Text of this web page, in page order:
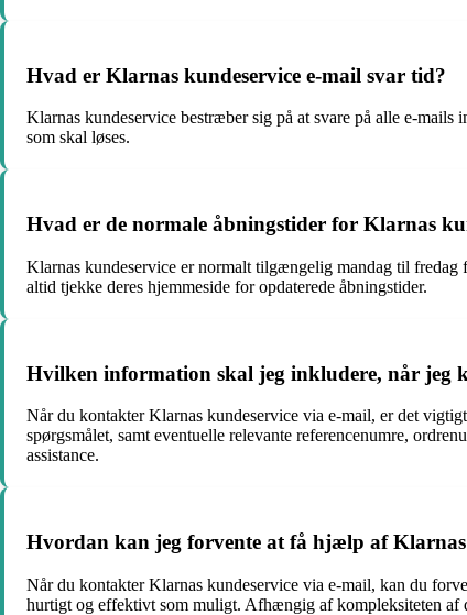
Hvad er Klarnas kundeservice e-mail svar tid?
Klarnas kundeservice bestræber sig på at svare på alle e-
som skal løses.
Hvad er de normale åbningstider for Klarnas
Klarnas kundeservice er normalt tilgængelig mandag til
altid tjekke deres hjemmeside for opdaterede åbningstider.
Hvilken information skal jeg inkludere, når jeg
Når du kontakter Klarnas kundeservice via e-mail, er det
spørgsmålet, samt eventuelle relevante referencenumre,
assistance.
Hvordan kan jeg forvente at få hjælp af Klarnas
Når du kontakter Klarnas kundeservice via e-mail, kan du
hurtigt og effektivt som muligt. Afhængig af kompleksiteten af